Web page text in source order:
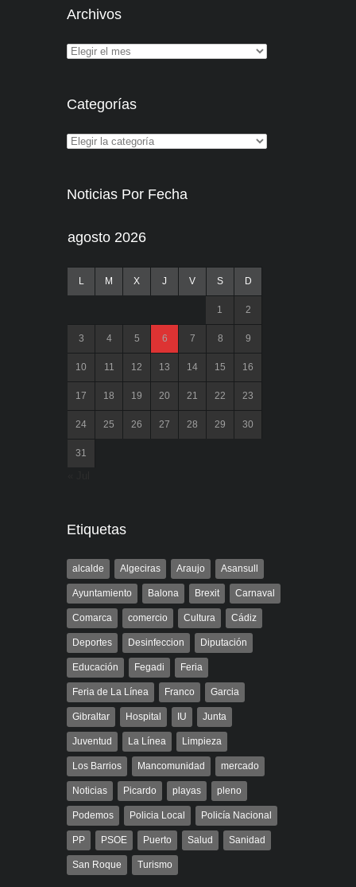
Archivos
Categorías
Noticias Por Fecha
agosto 2026
L M X J V S D
1 2
3 4 5 6 7 8 9
10 11 12 13 14 15 16
17 18 19 20 21 22 23
24 25 26 27 28 29 30
31
Etiquetas
alcalde Algeciras Araujo Asansull
Ayuntamiento Balona Brexit Carnaval
Comarca comercio Cultura Cádiz
Deportes Desinfeccion Diputación
Educación Fegadi Feria
Feria de La Línea Franco Garcia
Gibraltar Hospital IU Junta
Juventud La Línea Limpieza
Los Barrios Mancomunidad mercado
Noticias Picardo playas pleno
Podemos Policia Local Policía Nacional
PP PSOE Puerto Salud Sanidad
San Roque Turismo